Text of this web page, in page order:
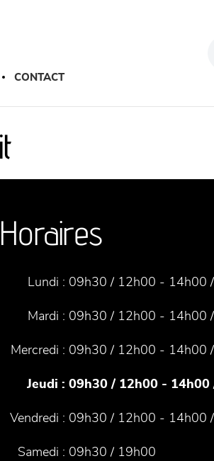
CONTACT
Horaires
Lundi : 09h30 / 12h00 - 14h00
Mardi : 09h30 / 12h00 - 14h00
Mercredi : 09h30 / 12h00 - 14h00
Jeudi : 09h30 / 12h00 - 14h00
Vendredi : 09h30 / 12h00 - 14h00
Samedi : 09h30 / 19h00